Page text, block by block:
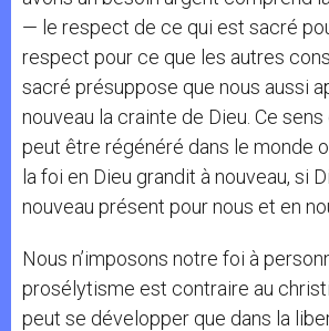
— le respect de ce qui est sacré
respect pour ce que les autres
sacré présuppose que nous aussi
nouveau la crainte de Dieu. Ce
peut être régénéré dans le monde
la foi en Dieu grandit à nouveau, si
nouveau présent pour nous et en
Nous n’imposons notre foi à
prosélytisme est contraire au
peut se développer que dans la